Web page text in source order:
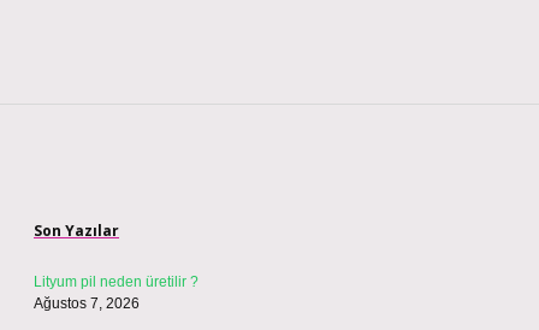
Son Yazılar
Lityum pil neden üretilir ?
Ağustos 7, 2026